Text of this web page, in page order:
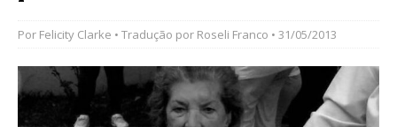
Por Felicity Clarke • Tradução por Roseli Franco • 31/05/2013